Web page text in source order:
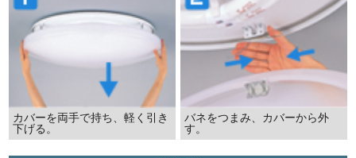
カバーを両手で持ち、軽く引き
下げる。
バネをつまみ、カバーから外
す。